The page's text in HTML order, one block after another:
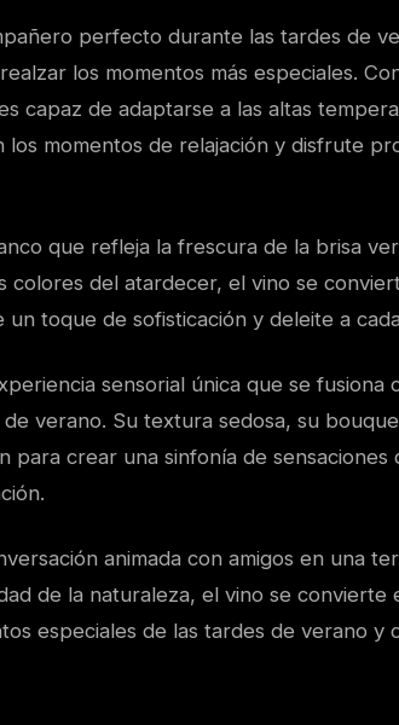
perfecto durante las tardes de
los momentos más especiales.
capaz de adaptarse a las altas
momentos de relajación y disfrute
que refleja la frescura de la brisa
colores del atardecer, el vino se
un toque de sofisticación y deleite a
sensorial única que se fusiona
verano. Su textura sedosa, su
para crear una sinfonía de
animada con amigos en una
de la naturaleza, el vino se convierte
especiales de las tardes de verano y